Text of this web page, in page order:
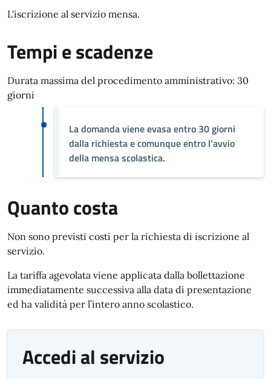
L'iscrizione al servizio mensa.
Tempi e scadenze
Durata massima del procedimento amministrativo: 30
giorni
La domanda viene evasa entro 30 giorni
dalla richiesta e comunque entro l'avvio
della mensa scolastica.
Quanto costa
Non sono previsti costi per la richiesta di iscrizione al
servizio.
La tariffa agevolata viene applicata dalla bollettazione
immediatamente successiva alla data di presentazione
ed ha validità per l’intero anno scolastico.
Accedi al servizio